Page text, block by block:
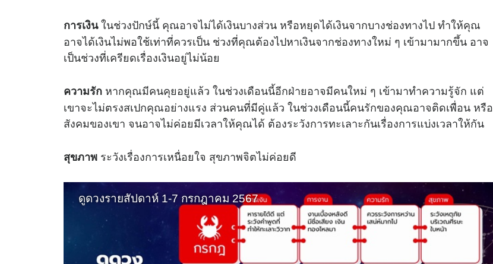
การเงินในช่วงปักษ์นี้ คุณอาจไม่ได้เงินบางส่วน หรือหยุดได้เงินจากบางช่องทางไป ทำให้คุณ
อาจได้เงินไม่พอใช้เท่าที่ควรเป็น ช่วงที่คุณต้องไปหาเงินจากช่องทางใหม่ ๆ เข้ามามากขึ้น อาจ
เป็นช่วงที่เครียดเรื่องเงินอยู่ไม่น้อย
ความรัก หากคุณมีคนคุยอยู่แล้ว ในช่วงเดือนนี้อีกฝ่ายอาจมีคนใหม่ ๆ เข้ามาทำความรู้จัก แต่
เขาจะไม่ตรงสเปกคุณอย่างแรง ส่วนคนที่มีคู่แล้ว ในช่วงเดือนนี้คนรักของคุณอาจติดเพื่อน หรือ
สังคมของเขา จนอาจไม่ค่อยมีเวลาให้คุณได้ ต้องระวังการทะเลาะกันเรื่องการแบ่งเวลาให้กัน
สุขภาพ ระวังเรื่องการเหนื่อยใจ สุขภาพจิตไม่ค่อยดี